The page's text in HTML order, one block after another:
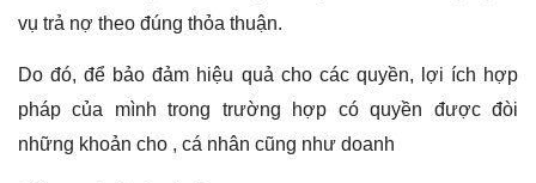
vụ trả nợ theo đúng thỏa thuận.
Do đó, để bảo đảm hiệu quả cho các quyền, lợi ích hợp
pháp của mình trong trường hợp có quyền được đòi
những khoản cho , cá nhân cũng như doanh